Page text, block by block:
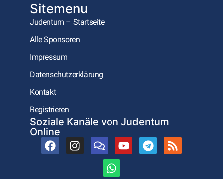
Sitemenu
Judentum – Startseite
Alle Sponsoren
Impressum
Datenschutzerklärung
Kontakt
Registrieren
Soziale Kanäle von Judentum
Online